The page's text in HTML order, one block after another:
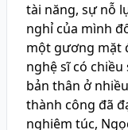
tài năng, sự nỗ
nghỉ của mình
một gương mặt
nghệ sĩ có
bản thân ở
thành công đã
nghiêm túc,